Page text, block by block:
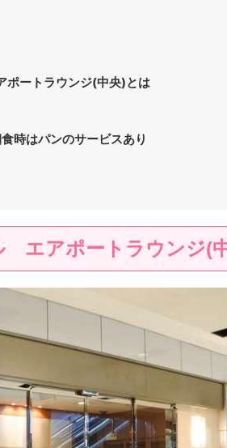
ートラウンジ(中央)とは
時はパンのサービスあり
エアポートラウンジ(